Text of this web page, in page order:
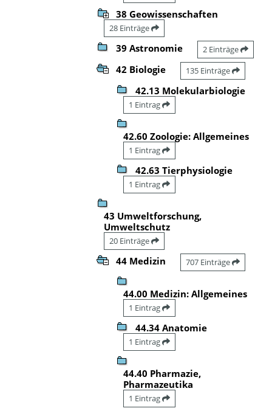
38 Geowissenschaften
28 Einträge
39 Astronomie 2 Einträge
42 Biologie 135 Einträge
42.13 Molekularbiologie
1 Eintrag
42.60 Zoologie: Allgemeines
1 Eintrag
42.63 Tierphysiologie
1 Eintrag
43 Umweltforschung,
Umweltschutz
20 Einträge
44 Medizin 707 Einträge
44.00 Medizin: Allgemeines
1 Eintrag
44.34 Anatomie
1 Eintrag
44.40 Pharmazie,
Pharmazeutika
1 Eintrag